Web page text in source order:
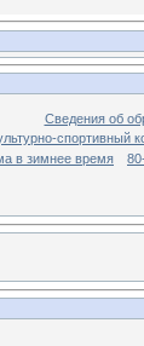
Сведения об
спортивный
в зимнее время